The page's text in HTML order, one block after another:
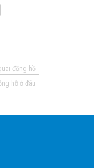
đồng hồ
hồ ở đâu